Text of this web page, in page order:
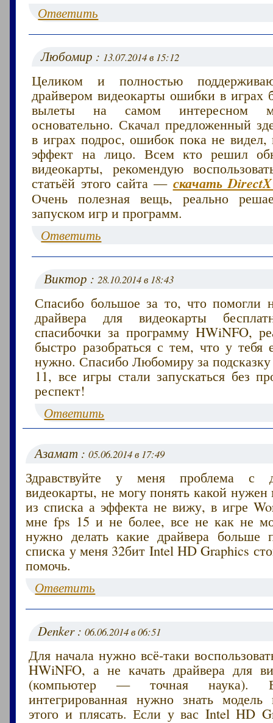
Ответить
Любомир : 13.07.2014 в 15:12
Целиком и полностью
драйвером видеокарты ошибки в играх
вылеты на самом интересном
основательно. Скачал предложенный
в играх подрос, ошибок пока не
эффект на лицо. Всем кто решил
видеокарты, рекомендую
статьёй этого сайта — скачать
Очень полезная вещь, реально
запуском игр и программ.
Ответить
Виктор :28.10.2014 в 18:43
Спасибо большое за то, что помогли
драйвера для видеокарты
спасибочки за программу HWiNFO,
быстро разобраться с тем, что у тебя
нужно. Спасибо Любомиру за
11, все игры стали запускаться без
респект!
Ответить
Азамат :05.06.2014 в 17:49
Здравствуйте у меня проблема с
видеокарты, не могу понять какой нужен
из списка а эффекта не вижу, в игре
мне fps 15 и не более, все не как не
нужно делать какие драйвера
списка у меня 32бит Intel HD Graphics
помочь.
Ответить
Denker :06.06.2014 в 06:51
Для начала нужно всё-таки
HWiNFO, а не качать драйвера для
(компьютер — точная наука).
интегрированная нужно знать модель
этого и плясать. Если у вас Intel HD